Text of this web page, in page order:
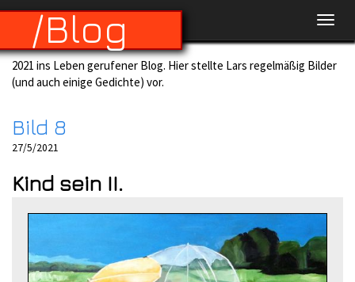
/Blog
2021 ins Leben gerufener Blog. Hier stellte Lars regelmäßig Bilder
(und auch einige Gedichte) vor.
Bild 8
27/5/2021
Kind sein II.